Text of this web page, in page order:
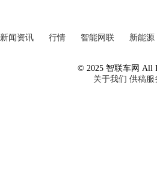
新闻资讯 行情 智能网联 新能源
© 2025 智联车网 All
关于我们 供稿服